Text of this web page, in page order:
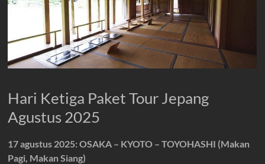
Hari Ketiga Paket Tour Jepang
Agustus 2025
17 agustus 2025: OSAKA – KYOTO – TOYOHASHI (Makan
Pagi, Makan Siang)